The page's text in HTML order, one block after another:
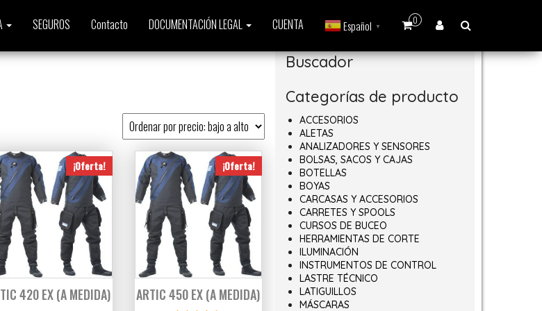
0
SEGUROS Contacto DOCUMENTACIÓN LEGAL CUENTA Español ▼
¡Oferta!
420 EX (A MEDIDA)
¡Oferta!
ARTIC 450 EX (A MEDIDA)
Buscador
Categorías de producto
ACCESORIOS
ALETAS
ANALIZADORES Y SENSORES
BOLSAS, SACOS Y CAJAS
BOTELLAS
BOYAS
CARCASAS Y ACCESORIOS
CARRETES Y SPOOLS
CURSOS DE BUCEO
HERRAMIENTAS DE CORTE
ILUMINACIÓN
INSTRUMENTOS DE CONTROL
LASTRE TÉCNICO
LATIGUILLOS
MÁSCARAS